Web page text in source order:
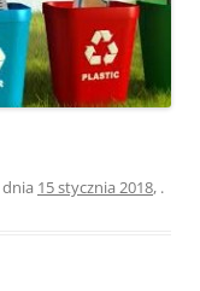
dnia 15 stycznia 2018, .